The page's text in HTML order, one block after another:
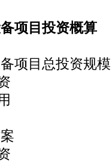
项目投资概算
项目总投资规模